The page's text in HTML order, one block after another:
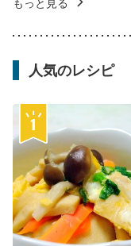
人気のレシピ